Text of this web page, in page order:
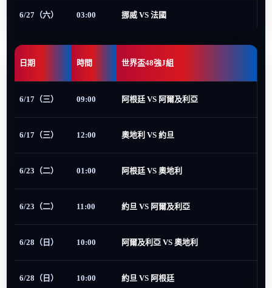
6/27（六） 03:00 挪威 VS 法國
日期 時間 世界盃48強J組
6/17（三） 09:00 阿根廷 VS 阿爾及利亞
6/17（三） 12:00 奧地利 VS 約旦
6/23（二） 01:00 阿根廷 VS 奧地利
6/23（二） 11:00 約旦 VS 阿爾及利亞
6/28（日） 10:00 阿爾及利亞 VS 奧地利
6/28（日） 10:00 約旦 VS 阿根廷